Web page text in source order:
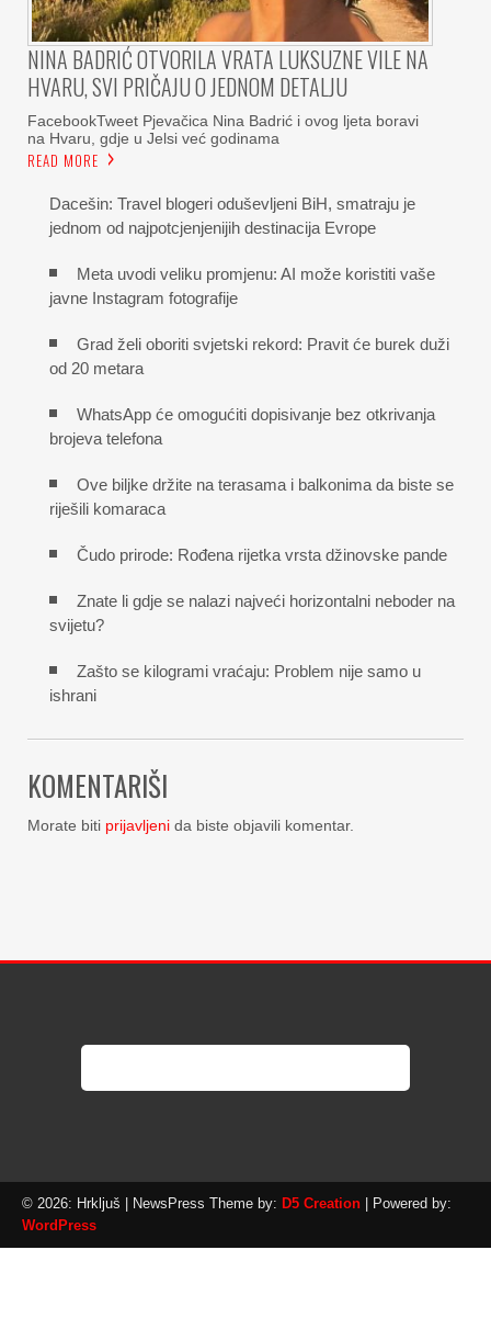
NINA BADRIĆ OTVORILA VRATA LUKSUZNE VILE NA
HVARU, SVI PRIČAJU O JEDNOM DETALJU
FacebookTweet Pjevačica Nina Badrić i ovog ljeta boravi
na Hvaru, gdje u Jelsi već godinama
READ MORE
Dacešin: Travel blogeri oduševljeni BiH, smatraju je
jednom od najpotcjenjenijih destinacija Evrope
Meta uvodi veliku promjenu: AI može koristiti vaše
javne Instagram fotografije
Grad želi oboriti svjetski rekord: Pravit će burek duži
od 20 metara
WhatsApp će omogućiti dopisivanje bez otkrivanja
brojeva telefona
Ove biljke držite na terasama i balkonima da biste se
riješili komaraca
Čudo prirode: Rođena rijetka vrsta džinovske pande
Znate li gdje se nalazi najveći horizontalni neboder na
svijetu?
Zašto se kilogrami vraćaju: Problem nije samo u
ishrani
KOMENTARIŠI
Morate biti prijavljeni da biste objavili komentar.
© 2026: Hrkljuš | NewsPress Theme by: D5 Creation | Powered by:
WordPress